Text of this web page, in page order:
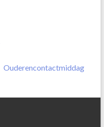
Ouderencontactmiddag